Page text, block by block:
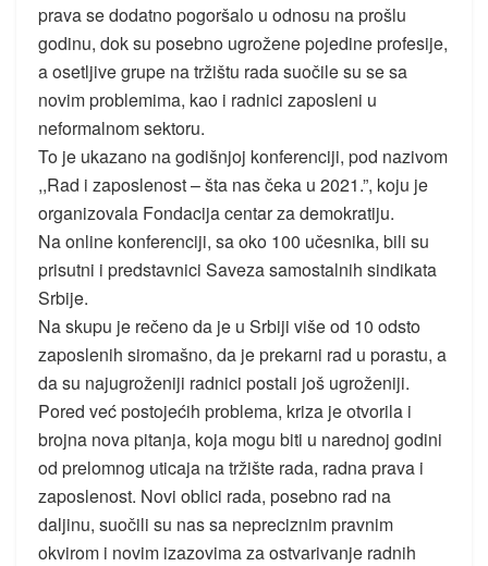
prava se dodatno pogoršalo u odnosu na prošlu
godinu, dok su posebno ugrožene pojedine profesije,
a osetljive grupe na tržištu rada suočile su se sa
novim problemima, kao i radnici zaposleni u
neformalnom sektoru.
To je ukazano na godišnjoj konferenciji, pod nazivom
,,Rad i zaposlenost – šta nas čeka u 2021.”, koju je
organizovala Fondacija centar za demokratiju.
Na online konferenciji, sa oko 100 učesnika, bili su
prisutni i predstavnici Saveza samostalnih sindikata
Srbije.
Na skupu je rečeno da je u Srbiji više od 10 odsto
zaposlenih siromašno, da je prekarni rad u porastu, a
da su najugroženiji radnici postali još ugroženiji.
Pored već postojećih problema, kriza je otvorila i
brojna nova pitanja, koja mogu biti u narednoj godini
od prelomnog uticaja na tržište rada, radna prava i
zaposlenost. Novi oblici rada, posebno rad na
daljinu, suočili su nas sa nepreciznim pravnim
okvirom i novim izazovima za ostvarivanje radnih